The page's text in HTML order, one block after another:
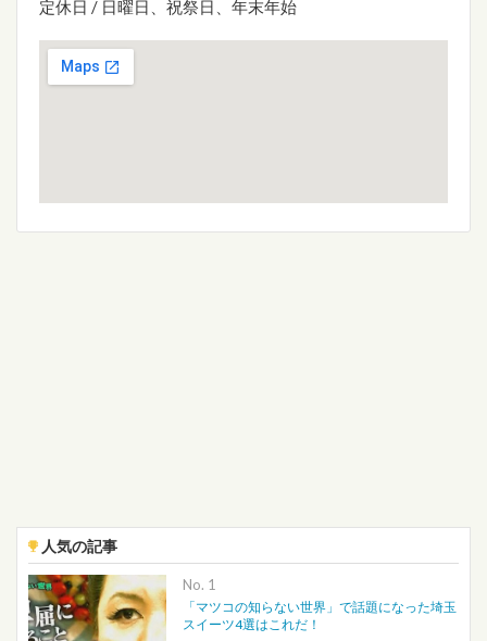
定休日 / 日曜日、祝祭日、年末年始
人気の記事
No.
「マツコの知らない世界」で話題になった埼玉
スイーツ4選はこれだ！